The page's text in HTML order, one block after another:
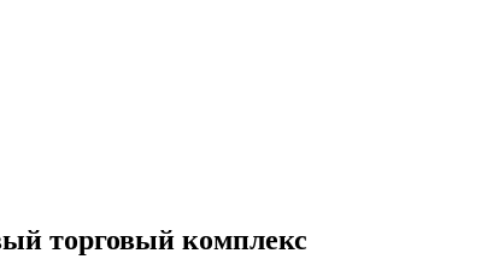
торговый комплекс